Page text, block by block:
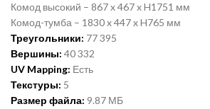
Комод высокий – 867 x 467 x H1751 мм
Комод-тумба – 1830 x 447 x H765 мм
Треугольники: 77 395
Вершины: 40 332
UV Mapping: Есть
Текстуры: 5
Размер файла: 9.87 МБ